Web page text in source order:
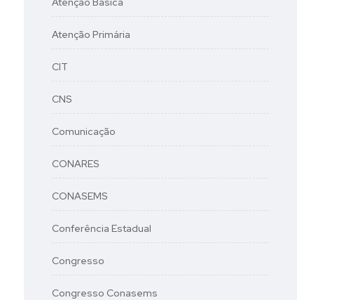
Atenção Primária
CIT
CNS
Comunicação
CONARES
CONASEMS
Conferência Estadual
Congresso
Congresso Conasems